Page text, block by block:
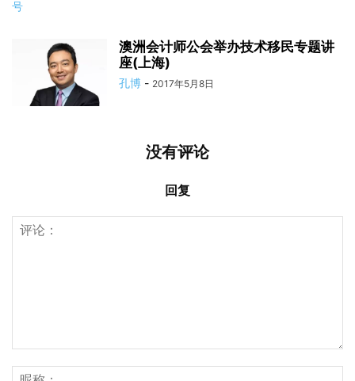
澳洲会计师公会举办技术移民专题讲
座(上海)
孔博 - 2017年5月8日
没有评论
回复